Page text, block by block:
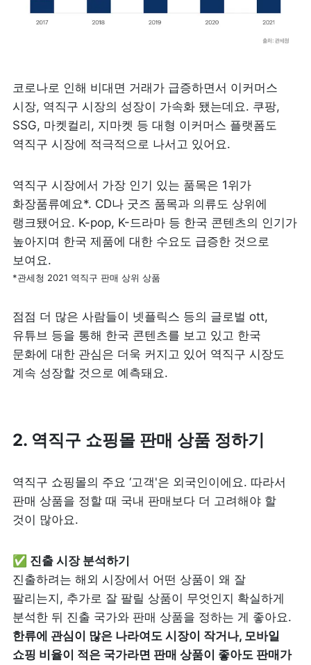
코로나로 인해 비대면 거래가 급증하면서 이커머스
시장, 역직구 시장의 성장이 가속화 됐는데요. 쿠팡,
SSG, 마켓컬리, 지마켓 등 대형 이커머스 플랫폼도
역직구 시장에 적극적으로 나서고 있어요.
역직구 시장에서 가장 인기 있는 품목은 1위가
화장품류예요*. CD나 굿즈 품목과 의류도 상위에
랭크됐어요. K-pop, K-드라마 등 한국 콘텐츠의 인기가
높아지며 한국 제품에 대한 수요도 급증한 것으로
*관세청 2021 역직구 판매 상위 상품
점점 더 많은 사람들이 넷플릭스 등의 글로벌 ott,
유튜브 등을 통해 한국 콘텐츠를 보고 있고 한국
문화에 대한 관심은 더욱 커지고 있어 역직구 시장도
계속 성장할 것으로 예측돼요.
2. 역직구 쇼핑몰 판매 상품 정하기
역직구 쇼핑몰의 주요 ‘고객'은 외국인이에요. 따라서
판매 상품을 정할 때 국내 판매보다 더 고려해야 할
것이 많아요.
진출하려는 해외 시장에서 어떤 상품이 왜 잘
팔리는지, 추가로 잘 팔릴 상품이 무엇인지 확실하게
한류에 관심이 많은 나라여도 시장이 작거나, 모바일
쇼핑 비율이 적은 국가라면 판매 상품이 좋아도 판매가